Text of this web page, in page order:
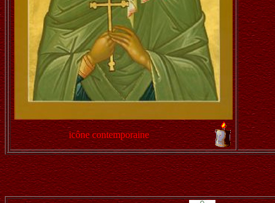
icône contemporaine